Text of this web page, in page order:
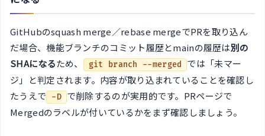
GitHubのsquash merge／rebase mergeでPRを取り込ん
だ場合、機能ブランチのコミット履歴とmainの履歴は別の
SHAになるため、 git branch --merged
では「未マー
ジ」と判定されます。内容が取り込まれていることを確認し
たうえで
-D で削除するのが実用的です。PRページで
Mergedのラベルが付いているかをまず確認しましょう。